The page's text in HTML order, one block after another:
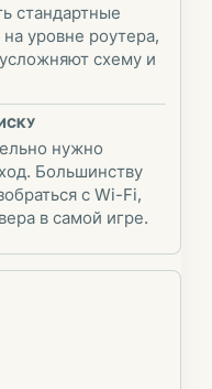
стандартные
уровне роутера,
схему и
нужно
Большинству
с Wi-Fi,
в самой игре.